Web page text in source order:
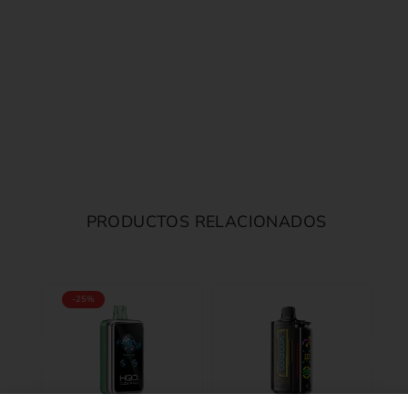
PRODUCTOS RELACIONADOS
-25%